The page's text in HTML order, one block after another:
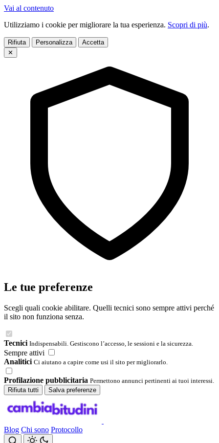
Vai al contenuto
Utilizziamo i cookie per migliorare la tua esperienza. Scopri di più.
Rifiuta Personalizza
Accetta
✕
Le tue preferenze
Scegli quali cookie abilitare. Quelli tecnici sono sempre attivi perché
il sito non funziona senza.
Tecnici Indispensabili. Gestiscono l’accesso, le sessioni e la sicurezza.
Sempre attivi
Analitici Ci aiutano a capire come usi il sito per migliorarlo.
Profilazione pubblicitaria Permettono annunci pertinenti ai tuoi interessi.
Rifiuta tutti
Salva preferenze
Blog Chi sono Protocollo